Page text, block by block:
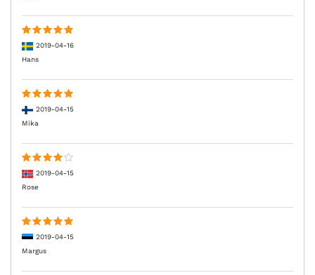
2019-04-16
Hans
2019-04-15
Mika
2019-04-15
Rose
2019-04-15
Margus